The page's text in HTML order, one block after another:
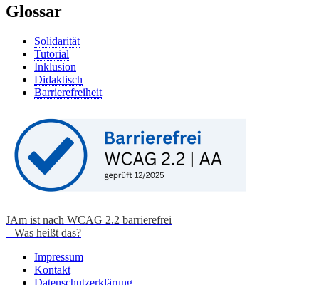
Glossar
Solidarität
Tutorial
Inklusion
Didaktisch
Barrierefreiheit
JAm ist nach WCAG 2.2 barrierefrei
– Was heißt das?
Impressum
Kontakt